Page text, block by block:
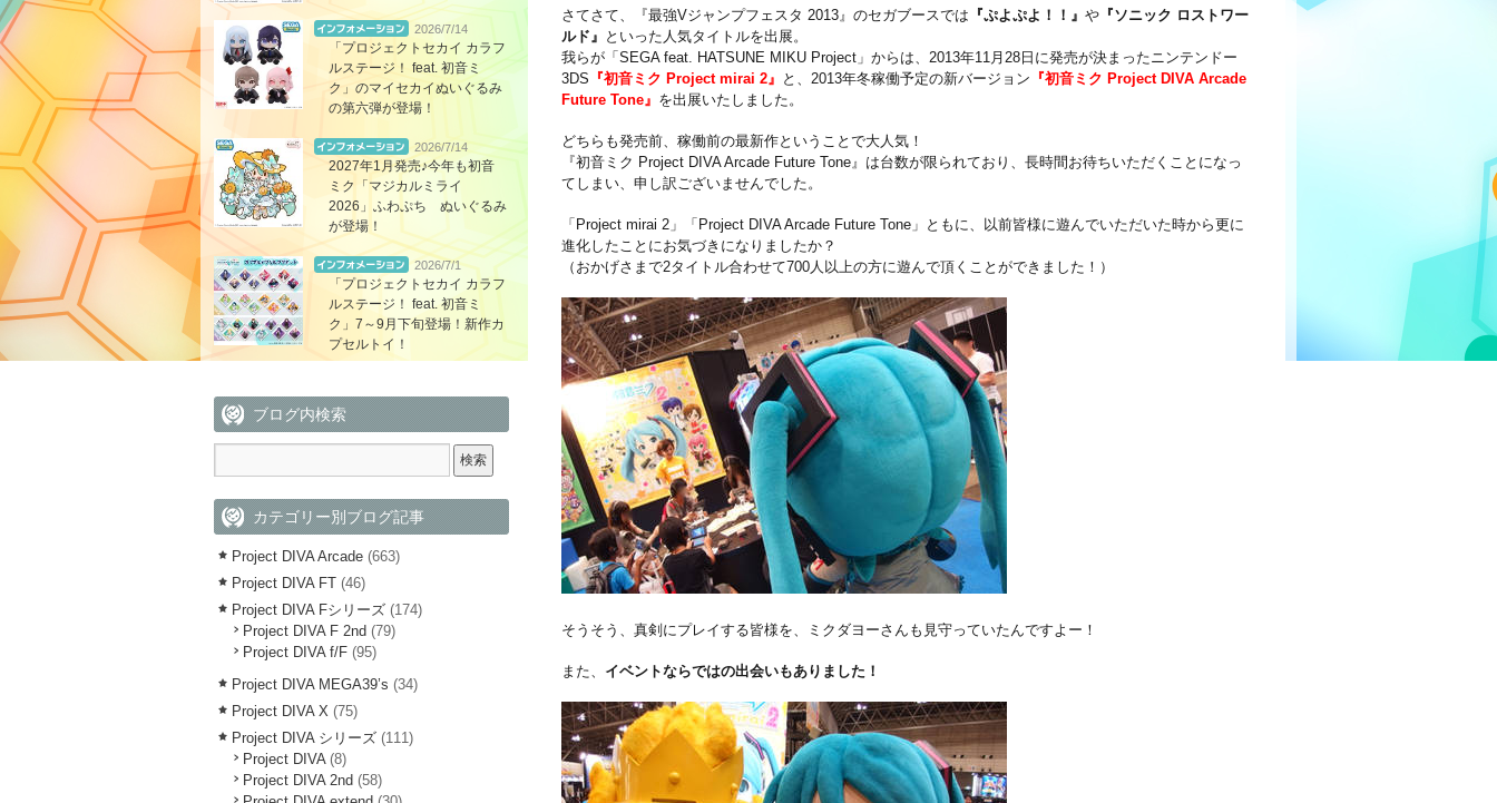
さてさて、『最強Vジャンプフェスタ 2013』のセガブースでは 『ぷよぷよ！！』 や 『ソニック ロストワー
ルド』 といった人気タイトルを出展。
我らが「SEGA feat. HATSUNE MIKU Project」からは、2013年11月28日に発売が決まったニンテンドー
3DS 『初音ミク Project mirai 2』 と、2013年冬稼働予定の新バージョン 『初音ミク Project DIVA Arcade
Future Tone』 を出展いたしました。
どちらも発売前、稼働前の最新作ということで大人気！
『初音ミク Project DIVA Arcade Future Tone』は台数が限られており、長時間お待ちいただくことになっ
てしまい、申し訳ございませんでした。
「Project mirai 2」「Project DIVA Arcade Future Tone」ともに、以前皆様に遊んでいただいた時から更に
進化したことにお気づきになりましたか？
（おかげさまで2タイトル合わせて700人以上の方に遊んで頂くことができました！）
そうそう、真剣にプレイする皆様を、ミクダヨーさんも見守っていたんですよー！
また、 イベントならではの出会いもありました！
2026/7/14
「プロジェクトセカイ カラフ
ルステージ！ feat. 初音ミ
ク」のマイセカイぬいぐるみ
の第六弾が登場！
2026/7/14
2027年1月発売♪今年も初音
ミク「マジカルミライ
2026」ふわぷち ぬいぐるみ
が登場！
2026/7/1
「プロジェクトセカイ カラフ
ルステージ！ feat. 初音ミ
ク」7～9月下旬登場！新作カ
プセルトイ！
ブログ内検索
カテゴリー別ブログ記事
Project DIVA Arcade (663)
Project DIVA FT (46)
Project DIVA Fシリーズ (174)
Project DIVA F 2nd (79)
Project DIVA f/F (95)
Project DIVA MEGA39’s (34)
Project DIVA X (75)
Project DIVA シリーズ (111)
Project DIVA(8)
Project DIVA 2nd (58)